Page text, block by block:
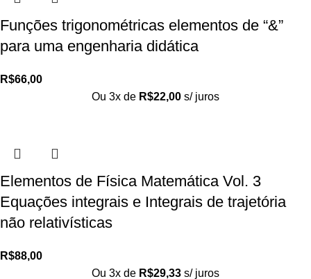
Funções trigonométricas elementos de “&”
para uma engenharia didática
R$66,00
Ou 3x de R$22,00 s/ juros
Elementos de Física Matemática Vol. 3
Equações integrais e Integrais de trajetória
não relativísticas
R$88,00
Ou 3x de R$29,33 s/ juros